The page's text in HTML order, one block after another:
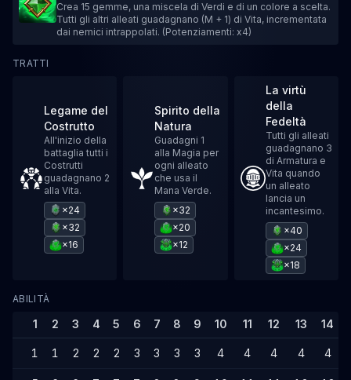
Crea 15 gemme, una miscela di Verdi e di un colore a scelta.
Tutti gli altri alleati guadagnano (M + 1) di Vita, incrementata
dai nemici intrappolati. (Potenziamenti: x4)
TRATTI
Legame del
Costrutto
All'inizio della
battaglia tutti i
Costrutti
guadagnano 2
alla Vita.
×24
×32
×16
Spirito della
Natura
Guadagni 1
alla Magia per
ogni alleato
che usa il
Mana Verde.
×32
×20
×12
La virtù
della
Fedeltà
Tutti gli alleati
guadagnano 3
di Armatura e
Vita quando
un alleato
lancia un
incantesimo.
×40
×24
×18
ABILITÀ
1 2 3 4 5 6 7 8 9 10 11 12 13 14
1 1 2 2 2 3 3 3 3 4 4 4 4 4